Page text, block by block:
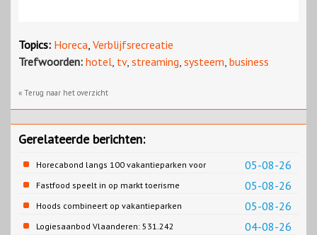
Topics: Horeca, Verblijfsrecreatie
Trefwoorden: hotel, tv, streaming, systeem, business
« Terug naar het overzicht
Gerelateerde berichten:
05-08-26
Horecabond langs 100 vakantieparken voor
Cao-recreatie
05-08-26
Fastfood speelt in op markt toerisme
05-08-26
Hoods combineert op vakantieparken
recreatie en wonen
04-08-26
Logiesaanbod Vlaanderen: 531.242